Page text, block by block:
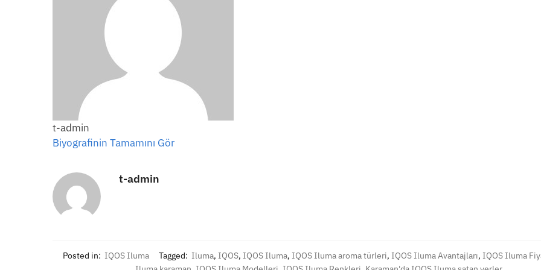
t-admin
Biyografinin Tamamını Gör
t-admin
Posted in: IQOS Iluma Tagged: Iluma, IQOS, IQOS Iluma, IQOS Iluma aroma türleri, IQOS Iluma Avantajları, IQOS Iluma